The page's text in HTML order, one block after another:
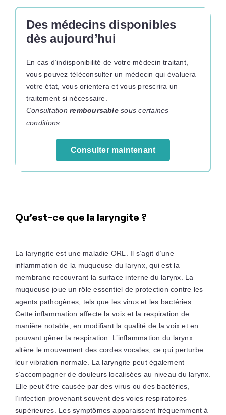
Des médecins disponibles
dès aujourd’hui
En cas d’indisponibilité de votre médecin traitant,
vous pouvez téléconsulter un médecin qui évaluera
votre état, vous orientera et vous prescrira un
traitement si nécessaire.
Consultationremboursablesous certaines
conditions.
Consulter maintenant
Qu’est-ce que la laryngite ?
La laryngite est une maladie ORL. Il s’agit d’une
inflammation de la muqueuse du larynx, qui est la
membrane recouvrant la surface interne du larynx. La
muqueuse joue un rôle essentiel de protection contre les
agents pathogènes, tels que les virus et les bactéries.
Cette inflammation affecte la voix et la respiration de
manière notable, en modifiant la qualité de la voix et en
pouvant gêner la respiration. L’inflammation du larynx
altère le mouvement des cordes vocales, ce qui perturbe
leur vibration normale. La laryngite peut également
s’accompagner de douleurs localisées au niveau du larynx.
Elle peut être causée par des virus ou des bactéries,
l’infection provenant souvent des voies respiratoires
supérieures. Les symptômes apparaissent fréquemment à